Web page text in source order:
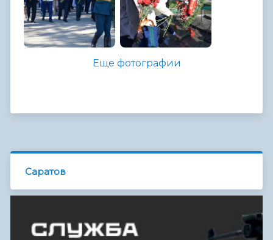
Еще фотографии
Саратов